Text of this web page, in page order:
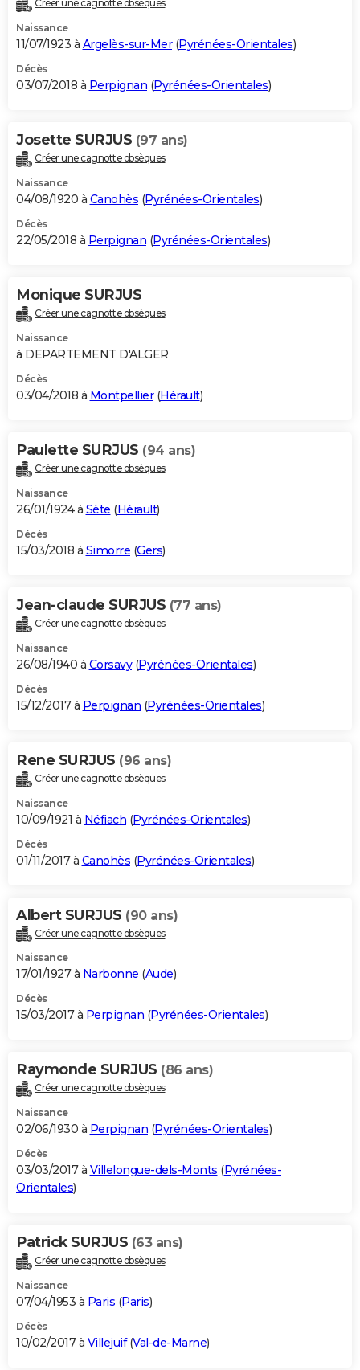
Créer une cagnotte obsèques
Naissance
11/07/1923 à Argelès-sur-Mer(Pyrénées-Orientales)
Décès
03/07/2018 à Perpignan (Pyrénées-Orientales)
Josette SURJUS (97 ans)
Créer une cagnotte obsèques
Naissance
04/08/1920 à Canohès (Pyrénées-Orientales)
Décès
22/05/2018 à Perpignan (Pyrénées-Orientales)
Monique SURJUS
Créer une cagnotte obsèques
Naissance
à DEPARTEMENT D'ALGER
Décès
03/04/2018 à Montpellier(Hérault)
Paulette SURJUS (94 ans)
Créer une cagnotte obsèques
Naissance
26/01/1924 à Sète (Hérault)
Décès
15/03/2018 à Simorre (Gers)
Jean-claude SURJUS (77 ans)
Créer une cagnotte obsèques
Naissance
26/08/1940 à Corsavy(Pyrénées-Orientales)
Décès
15/12/2017 à Perpignan (Pyrénées-Orientales)
Rene SURJUS (96 ans)
Créer une cagnotte obsèques
Naissance
10/09/1921 à Néfiach (Pyrénées-Orientales)
Décès
01/11/2017 à Canohès (Pyrénées-Orientales)
Albert SURJUS (90 ans)
Créer une cagnotte obsèques
Naissance
17/01/1927 à Narbonne (Aude)
Décès
15/03/2017 à Perpignan (Pyrénées-Orientales)
Raymonde SURJUS (86 ans)
Créer une cagnotte obsèques
Naissance
02/06/1930 à Perpignan (Pyrénées-Orientales)
Décès
03/03/2017 à Villelongue-dels-Monts (Pyrénées-
Orientales)
Patrick SURJUS (63 ans)
Créer une cagnotte obsèques
Naissance
07/04/1953 à Paris (Paris)
Décès
10/02/2017 à Villejuif(Val-de-Marne)